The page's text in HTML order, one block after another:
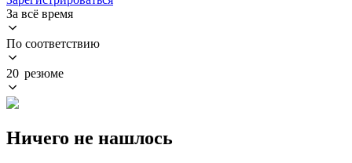
За всё время
По соответствию
20 резюме
Ничего не нашлось